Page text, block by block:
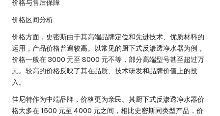
价格与售后保障
价格区间分析
价格方面，史密斯由于其高端品牌定位和先进技术、优质材料的
运用，产品价格普遍较高。以常见的厨下式反渗透净水器为例，
价格一般在 3000 元至 8000 元不等，部分高端型号甚至超过万
元。较高的价格反映了其在品质、技术研发和品牌价值上的投
入。
佳尼特作为中端品牌，价格更为亲民。其厨下式反渗透净水器价
格大多在 1500 元至 4000 元之间，相比史密斯同类型产品，价